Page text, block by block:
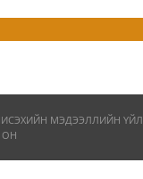
МЭДЭЭЛЛИЙН
ОН